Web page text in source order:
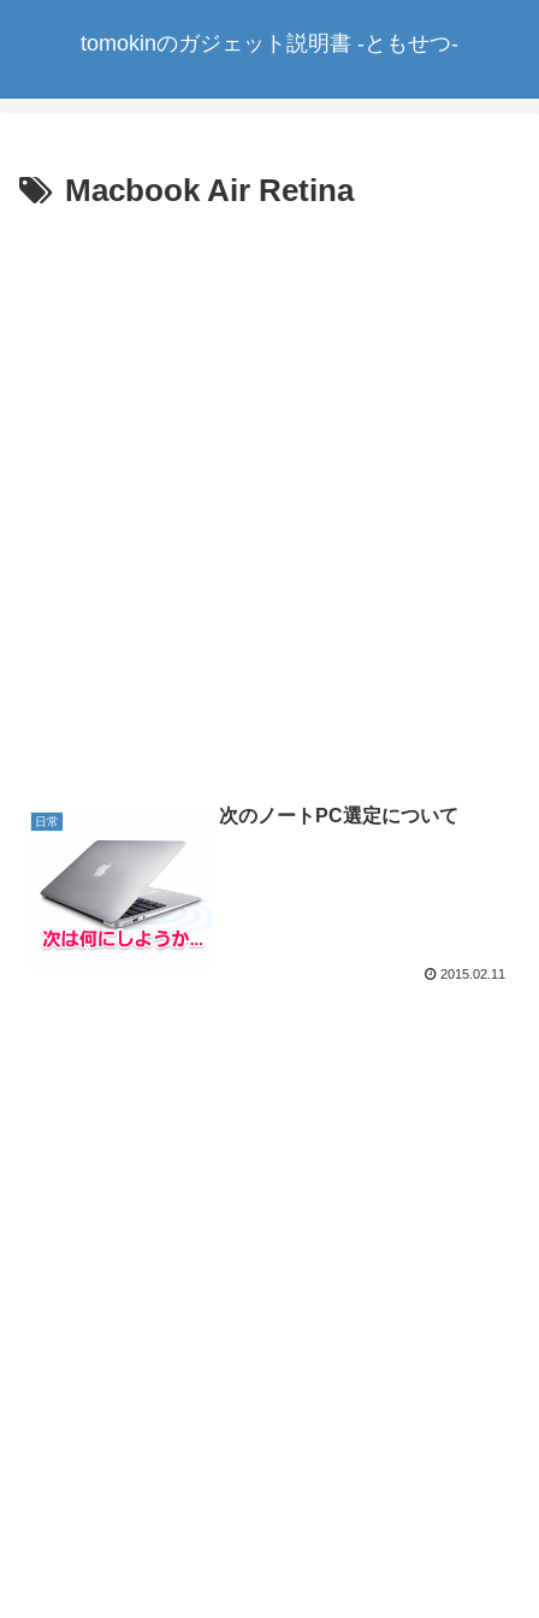
tomokinのガジェット説明書 -ともせつ-
Macbook Air Retina
日常 次のノートPC選定について
2015.02.11